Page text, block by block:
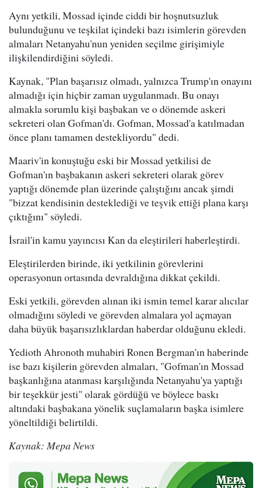
Aynı yetkili, Mossad içinde ciddi bir hoşnutsuzluk
bulunduğunu ve teşkilat içindeki bazı isimlerin görevden
almaları Netanyahu'nun yeniden seçilme girişimiyle
ilişkilendirdiğini söyledi.
Kaynak, "Plan başarısız olmadı, yalnızca Trump'ın onayını
almadığı için hiçbir zaman uygulanmadı. Bu onayı
almakla sorumlu kişi başbakan ve o dönemde askeri
sekreteri olan Gofman'dı. Gofman, Mossad'a katılmadan
önce planı tamamen destekliyordu" dedi.
Maariv'in konuştuğu eski bir Mossad yetkilisi de
Gofman'ın başbakanın askeri sekreteri olarak görev
yaptığı dönemde plan üzerinde çalıştığını ancak şimdi
"bizzat kendisinin desteklediği ve teşvik ettiği plana karşı
çıktığını" söyledi.
İsrail'in kamu yayıncısı Kan da eleştirileri haberleştirdi.
Eleştirilerden birinde, iki yetkilinin görevlerini
operasyonun ortasında devraldığına dikkat çekildi.
Eski yetkili, görevden alınan iki ismin temel karar alıcılar
olmadığını söyledi ve görevden almalara yol açmayan
daha büyük başarısızlıklardan haberdar olduğunu ekledi.
Yedioth Ahronoth muhabiri Ronen Bergman'ın haberinde
ise bazı kişilerin görevden almaları, "Gofman'ın Mossad
başkanlığına atanması karşılığında Netanyahu'ya yaptığı
bir teşekkür jesti" olarak gördüğü ve böylece baskı
altındaki başbakana yönelik suçlamaların başka isimlere
yöneltildiği belirtildi.
Kaynak: Mepa News